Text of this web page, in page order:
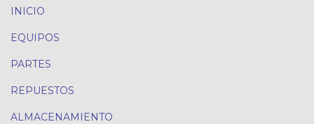
INICIO
EQUIPOS
PARTES
REPUESTOS
ALMACENAMIENTO